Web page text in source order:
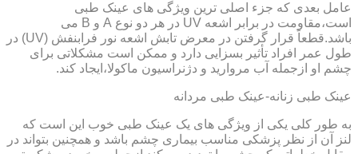
عامل بعدی که جزء اصلی ترین ویژگی های عینک طبی
است،مقاومت در برابر اشعه UV در هر دو نوع A و B می
باشد.قطعاً قرار گرفتن در معرض تابش اشعه نور فرابنفش (UV) در
طول عمر افراد تأثیر بسزایی دارد و ممکن است مشکلاتی برای
چشم او ازجمله آب مروارید و دژنراسیون ماکولا،ایجاد کند.
عینک طبی زنانه-عینک طبی مردانه
به طور کلی یکی از ویژگی های یک عینک طبی خوب این است که
لنز آن از نظر پزشکی مناسب بیماری چشم باشد و همچنین بتواند در